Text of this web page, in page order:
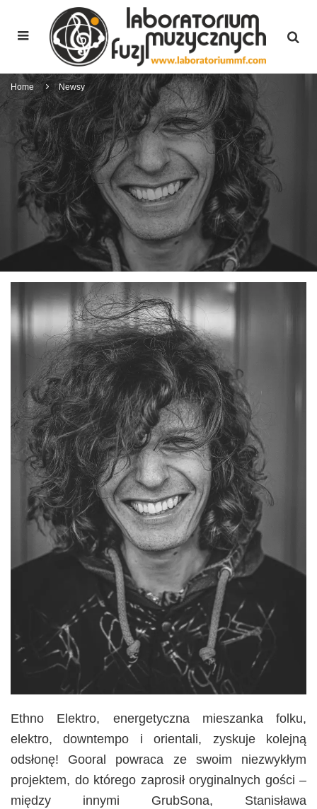
Home Newsy
Ethno Elektro, energetyczna mieszanka folku,
elektro, downtempo i orientali, zyskuje kolejną
odsłonę! Gooral powraca ze swoim niezwykłym
projektem, do którego zaprosił oryginalnych gości –
między innymi GrubSona, Stanisława